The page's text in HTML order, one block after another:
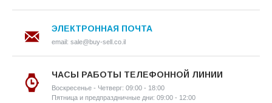
ЭЛЕКТРОННАЯ ПОЧТА
email: sale@buy-sell.co.il
ЧАСЫ РАБОТЫ ТЕЛЕФОННОЙ ЛИНИИ
Воскресенье - Четверг: 09:00 - 18:00
Пятница и предпраздничные дни: 09:00 - 12:00